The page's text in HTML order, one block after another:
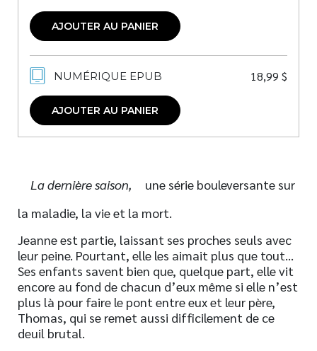
AJOUTER AU PANIER
NUMÉRIQUE EPUB 18,99 $
AJOUTER AU PANIER
La dernière saison,
une série bouleversante sur
la maladie, la vie et la mort.
Jeanne est partie, laissant ses proches seuls avec
leur peine. Pourtant, elle les aimait plus que tout…
Ses enfants savent bien que, quelque part, elle vit
encore au fond de chacun d’eux même si elle n’est
plus là pour faire le pont entre eux et leur père,
Thomas, qui se remet aussi difficilement de ce
deuil brutal.